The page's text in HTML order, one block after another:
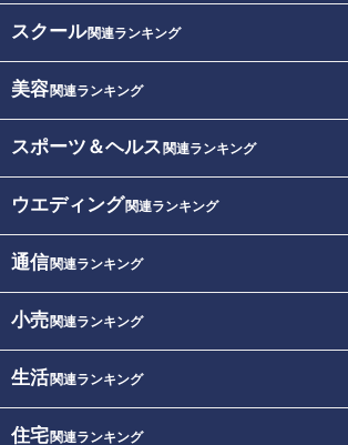
スクール関連ランキング
美容関連ランキング
スポーツ＆ヘルス 関連ランキング
ウエディング関連ランキング
通信関連ランキング
小売関連ランキング
生活関連ランキング
住宅関連ランキング